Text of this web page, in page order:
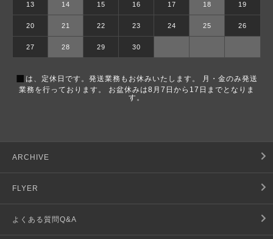
13 14 15 16 17 18 19
20 21 22 23 24 25 26
27 28 29 30
■ は、定休日です。発送業務もお休みいたします。 月・金のみ発送
業務を行っております。 お盆休みは8月7日から17日までとなりま
す。
ARCHIVE
FLYER
よくある質問Q&A